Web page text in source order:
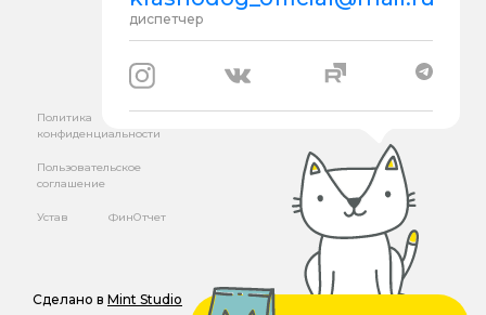
диспетчер
Политика
конфиденциальности
Пользовательское
соглашение
Устав ФинОтчет
Сделано в Mint Studio